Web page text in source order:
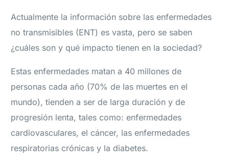
Actualmente la información sobre las enfermedades
no transmisibles (ENT) es vasta, pero se saben
¿cuáles son y qué impacto tienen en la sociedad?
Estas enfermedades matan a 40 millones de
personas cada año (70% de las muertes en el
mundo), tienden a ser de larga duración y de
progresión lenta, tales como: enfermedades
cardiovasculares, el cáncer, las enfermedades
respiratorias crónicas y la diabetes.